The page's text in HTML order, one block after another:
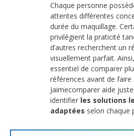
Chaque personne
attentes différentes
durée du maquillage.
privilégient la praticité
d’autres recherchent un
visuellement parfait.
essentiel de comparer
références avant de faire
Jaimecomparer aide
identifier les solutions
adaptées selon chaque